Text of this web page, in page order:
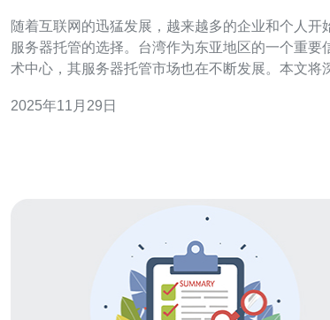
随着互联网的迅猛发展，越来越多的企业和个人开
服务器托管的选择。台湾作为东亚地区的一个重要
术中心，其服务器托管市场也在不断发展。本文将
理解当前市场的动态，并为您的决策提供有力支持。
2025年11月29日